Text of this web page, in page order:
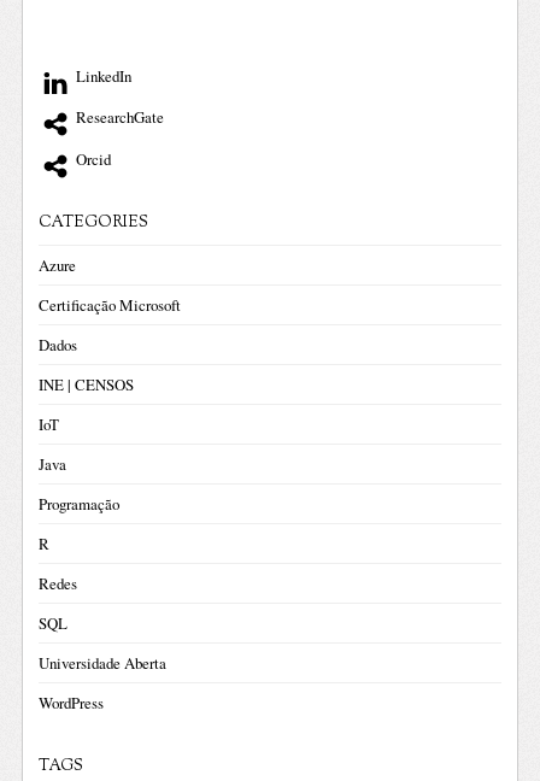
LinkedIn
ResearchGate
Orcid
CATEGORIES
Azure
Certificação Microsoft
Dados
INE | CENSOS
IoT
Java
Programação
R
Redes
SQL
Universidade Aberta
WordPress
TAGS